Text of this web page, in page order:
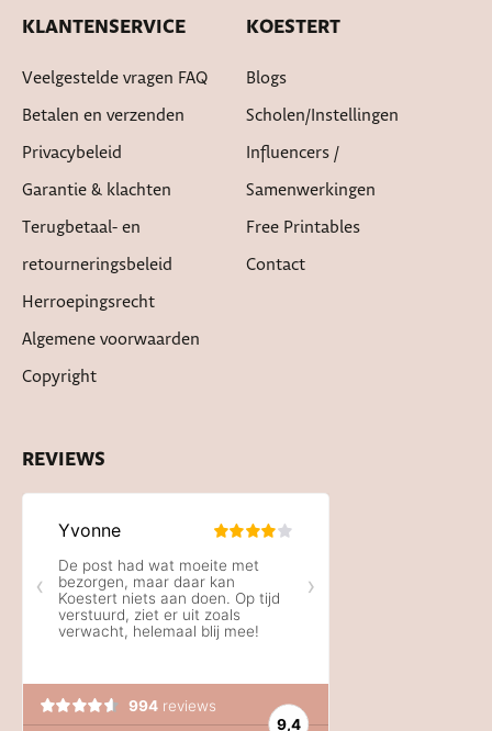
KLANTENSERVICE
Veelgestelde vragen FAQ
Betalen en verzenden
Privacybeleid
Garantie & klachten
Terugbetaal- en
retourneringsbeleid
Herroepingsrecht
Algemene voorwaarden
Copyright
KOESTERT
Blogs
Scholen/instellingen
Influencers /
Samenwerkingen
Free Printables
Contact
REVIEWS